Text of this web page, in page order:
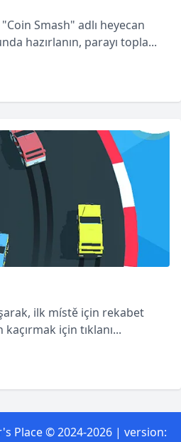
Smash" adlı heyecan
hazırlanın, parayı topla...
ilk místě için rekabet
için tıklanı...
Place© 2024-2026 | version: